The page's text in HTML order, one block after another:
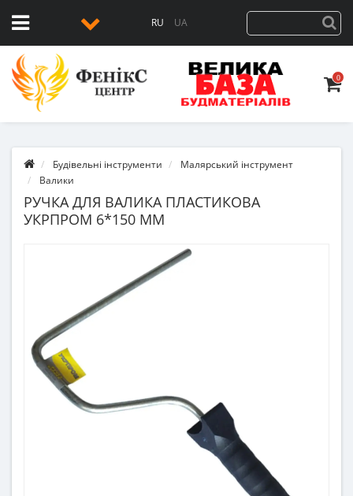
RU UA
0
Будівельні інструменти
Малярський інструмент
Валики
РУЧКА ДЛЯ ВАЛИКА ПЛАСТИКОВА
УКРПРОМ 6*150 ММ